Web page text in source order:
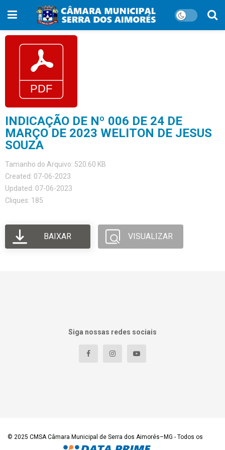
INDICAÇÃO DE Nº 006 DE 24 DE
MARÇO DE 2023 WELITON DE JESUS
SOUZA
Tamanho do Arquivo: 520.60 KB
Created: 07-06-2023
Updated: 07-06-2023
Cliques: 185
BAIXAR VISUALIZAR
Siga nossas redes sociais
© 2025 CMSA Câmara Municipal de Serra dos Aimorés–MG - Todos os